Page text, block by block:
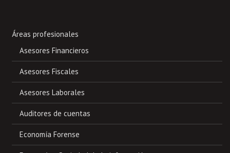
Áreas profesionales
Asesores Financieros
Asesores Fiscales
Asesores Laborales
Auditores de cuentas
Economía Forense